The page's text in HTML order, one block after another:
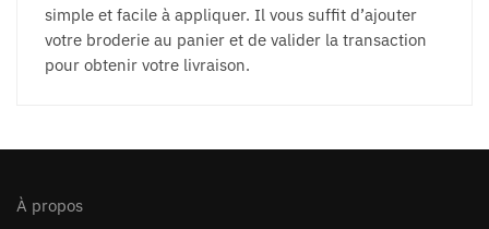
simple et facile à appliquer. Il vous suffit d’ajouter
votre broderie au panier et de valider la transaction
pour obtenir votre livraison.
À propos